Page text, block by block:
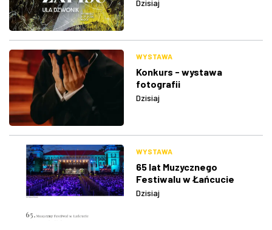
Dzisiaj
WYSTAWA
Konkurs - wystawa
fotografii
Dzisiaj
WYSTAWA
65 lat Muzycznego
Festiwalu w Łańcucie
Dzisiaj